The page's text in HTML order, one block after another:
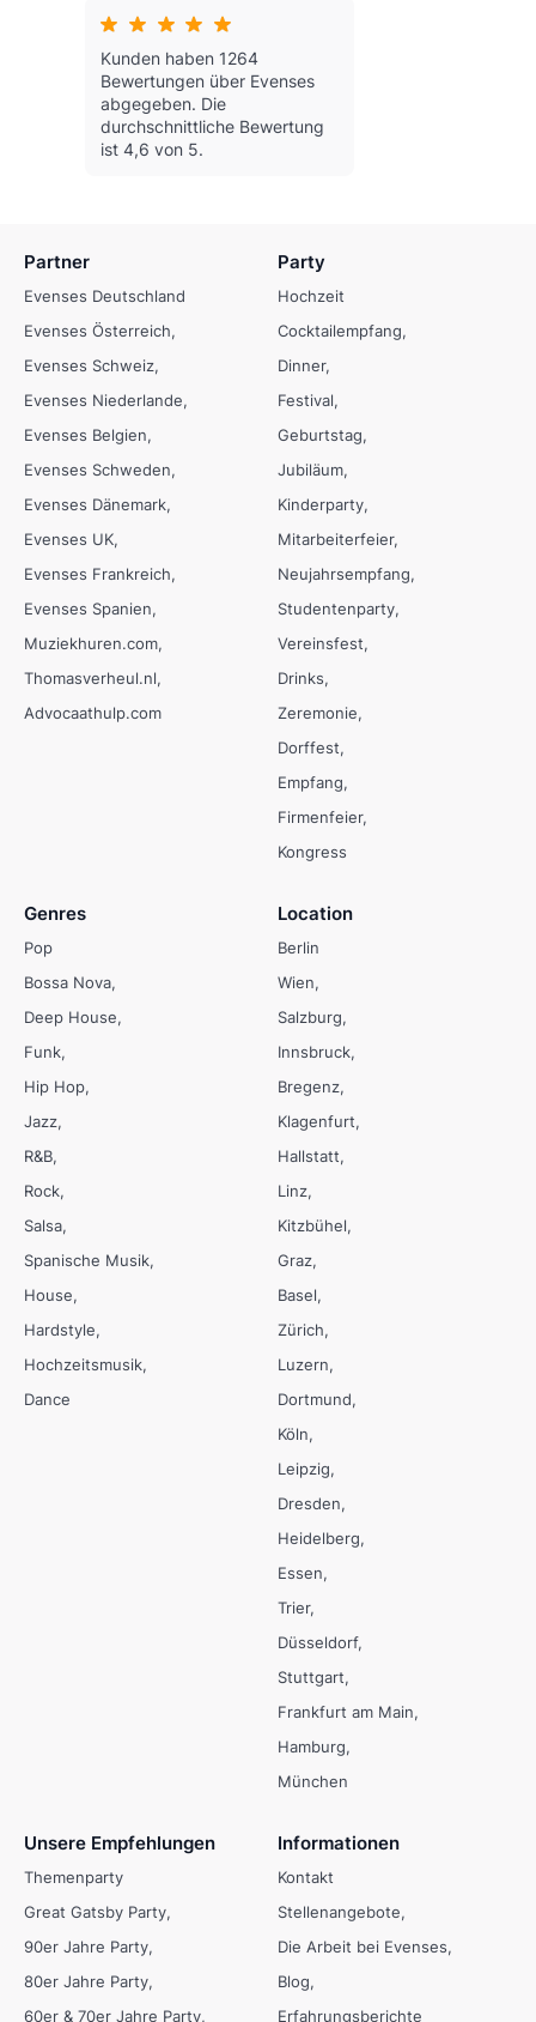
Kunden haben 1264
Bewertungen über Evenses
abgegeben. Die
durchschnittliche Bewertung
ist 4,6 von 5.
Partner
Evenses Deutschland
Evenses Österreich
Evenses Schweiz
Evenses Niederlande
Evenses Belgien
Evenses Schweden
Evenses Dänemark
Evenses UK
Evenses Frankreich
Evenses Spanien
Muziekhuren.com
Thomasverheul.nl
Advocaathulp.com
Party
Hochzeit
Cocktailempfang
Dinner
Festival
Geburtstag
Jubiläum
Kinderparty
Mitarbeiterfeier
Neujahrsempfang
Studentenparty
Vereinsfest
Drinks
Zeremonie
Dorffest
Empfang
Firmenfeier
Kongress
Genres
Pop
Bossa Nova
Deep House
Funk
Hip Hop
Jazz
R&B
Rock
Salsa
Spanische Musik
House
Hardstyle
Hochzeitsmusik
Dance
Location
Berlin
Wien
Salzburg
Innsbruck
Bregenz
Klagenfurt
Hallstatt
Linz
Kitzbühel
Graz
Basel
Zürich
Luzern
Dortmund
Köln
Leipzig
Dresden
Heidelberg
Essen
Trier
Düsseldorf
Stuttgart
Frankfurt am Main
Hamburg
München
Unsere Empfehlungen
Themenparty
Great Gatsby Party
90er Jahre Party
80er Jahre Party
60er & 70er Jahre Party
Informationen
Kontakt
Stellenangebote
Die Arbeit bei Evenses
Blog
Erfahrungsberichte